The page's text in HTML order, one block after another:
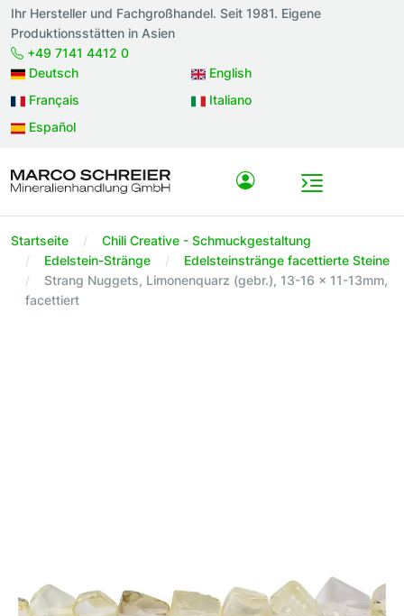
Ihr Hersteller und Fachgroßhandel. Seit 1981. Eigene
Produktionsstätten in Asien
+49 7141 4412 0
Deutsch
English
Français
Italiano
Español
Startseite
Chili Creative - Schmuckgestaltung
Edelstein-Stränge
Edelsteinstränge facettierte Steine
Strang Nuggets, Limonenquarz (gebr.), 13-16 x 11-13mm,
facettiert